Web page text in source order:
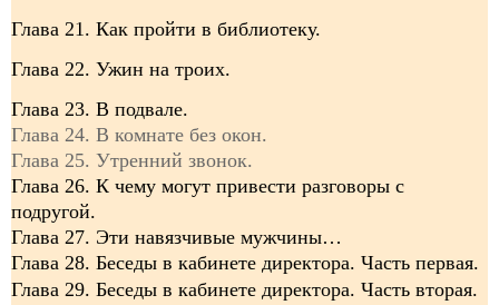
Глава 21. Как пройти в библиотеку.
Глава 22. Ужин на троих.
Глава 23. В подвале.
Глава 24. В комнате без окон.
Глава 25. Утренний звонок.
Глава 26. К чему могут привести разговоры с
подругой.
Глава 27. Эти навязчивые мужчины…
Глава 28. Беседы в кабинете директора. Часть первая.
Глава 29. Беседы в кабинете директора. Часть вторая.